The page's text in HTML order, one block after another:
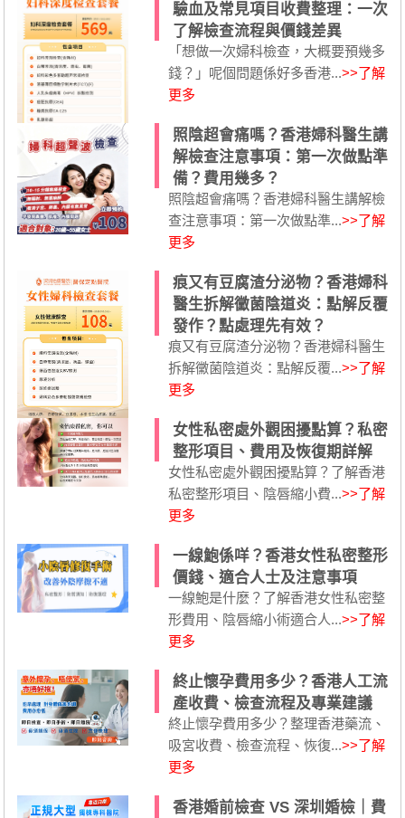
驗血及常見項目收費整理：一次
了解檢查流程與價錢差異
「想做一次婦科檢查，大概要預幾多
錢？」呢個問題係好多香港...>>了解
更多
照陰超會痛嗎？香港婦科醫生講
解檢查注意事項：第一次做點準
備？費用幾多？
照陰超會痛嗎？香港婦科醫生講解檢
查注意事項：第一次做點準...>>了解
更多
痕又有豆腐渣分泌物？香港婦科
醫生拆解黴菌陰道炎：點解反覆
發作？點處理先有效？
痕又有豆腐渣分泌物？香港婦科醫生
拆解黴菌陰道炎：點解反覆...>>了解
更多
女性私密處外觀困擾點算？私密
整形項目、費用及恢復期詳解
女性私密處外觀困擾點算？了解香港
私密整形項目、陰唇縮小費...>>了解
更多
一線鮑係咩？香港女性私密整形
價錢、適合人士及注意事項
一線鮑是什麼？了解香港女性私密整
形費用、陰唇縮小術適合人...>>了解
更多
終止懷孕費用多少？香港人工流
產收費、檢查流程及專業建議
終止懷孕費用多少？整理香港藥流、
吸宮收費、檢查流程、恢復...>>了解
更多
香港婚前檢查 VS 深圳婚檢｜費